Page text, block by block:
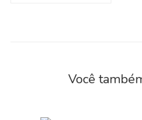
Você